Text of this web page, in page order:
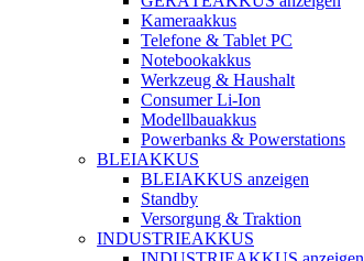
Kameraakkus
Telefone & Tablet PC
Notebookakkus
Werkzeug & Haushalt
Consumer Li-Ion
Modellbauakkus
Powerbanks & Powerstations
BLEIAKKUS
BLEIAKKUS anzeigen
Standby
Versorgung & Traktion
INDUSTRIEAKKUS